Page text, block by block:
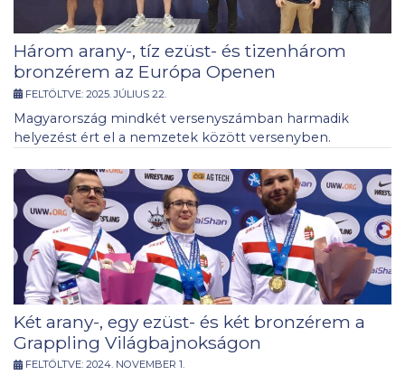
Három arany-, tíz ezüst- és tizenhárom
bronzérem az Európa Openen
FELTÖLTVE: 2025. JÚLIUS 22.
Magyarország mindkét versenyszámban harmadik
helyezést ért el a nemzetek között versenyben.
Két arany-, egy ezüst- és két bronzérem a
Grappling Világbajnokságon
FELTÖLTVE: 2024. NOVEMBER 1.